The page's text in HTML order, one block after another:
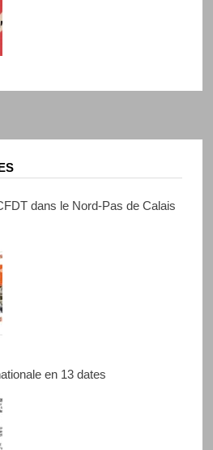
dans le Nord-Pas de Calais
en 13 dates